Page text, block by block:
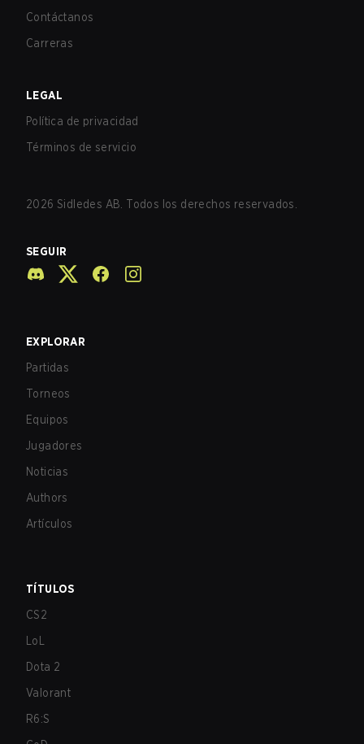
Contáctanos
Carreras
LEGAL
Política de privacidad
Términos de servicio
2026 Sidledes AB. Todos los derechos reservados.
SEGUIR
EXPLORAR
Partidas
Torneos
Equipos
Jugadores
Noticias
Authors
Artículos
TÍTULOS
CS2
LoL
Dota 2
Valorant
R6:S